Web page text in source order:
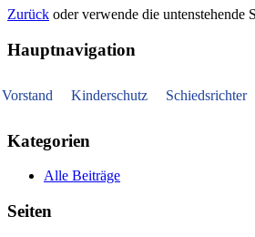
Zurück oder verwende die untenstehende
Hauptnavigation
Vorstand Kinderschutz Schiedsrichter
Kategorien
Alle Beiträge
Seiten